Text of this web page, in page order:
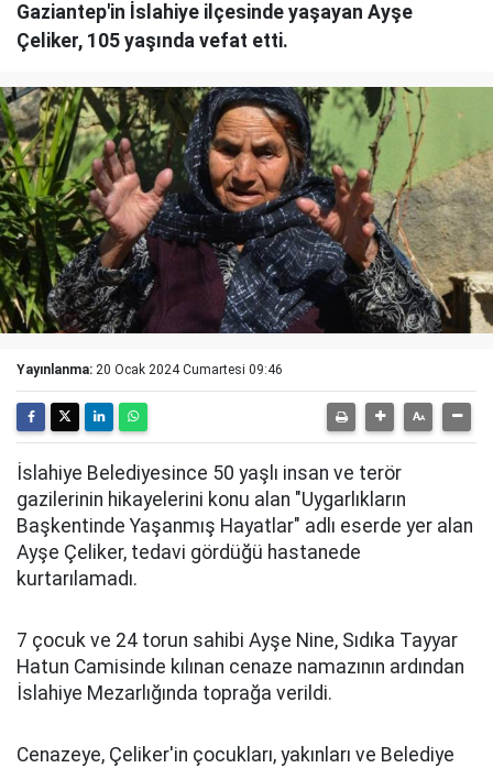
Gaziantep'in İslahiye ilçesinde yaşayan Ayşe
Çeliker, 105 yaşında vefat etti.
Yayınlanma: 20 Ocak 2024 Cumartesi 09:46
İslahiye Belediyesince 50 yaşlı insan ve terör
gazilerinin hikayelerini konu alan "Uygarlıkların
Başkentinde Yaşanmış Hayatlar" adlı eserde yer alan
Ayşe Çeliker, tedavi gördüğü hastanede
kurtarılamadı.
7 çocuk ve 24 torun sahibi Ayşe Nine, Sıdıka Tayyar
Hatun Camisinde kılınan cenaze namazının ardından
İslahiye Mezarlığında toprağa verildi.
Cenazeye, Çeliker'in çocukları, yakınları ve Belediye